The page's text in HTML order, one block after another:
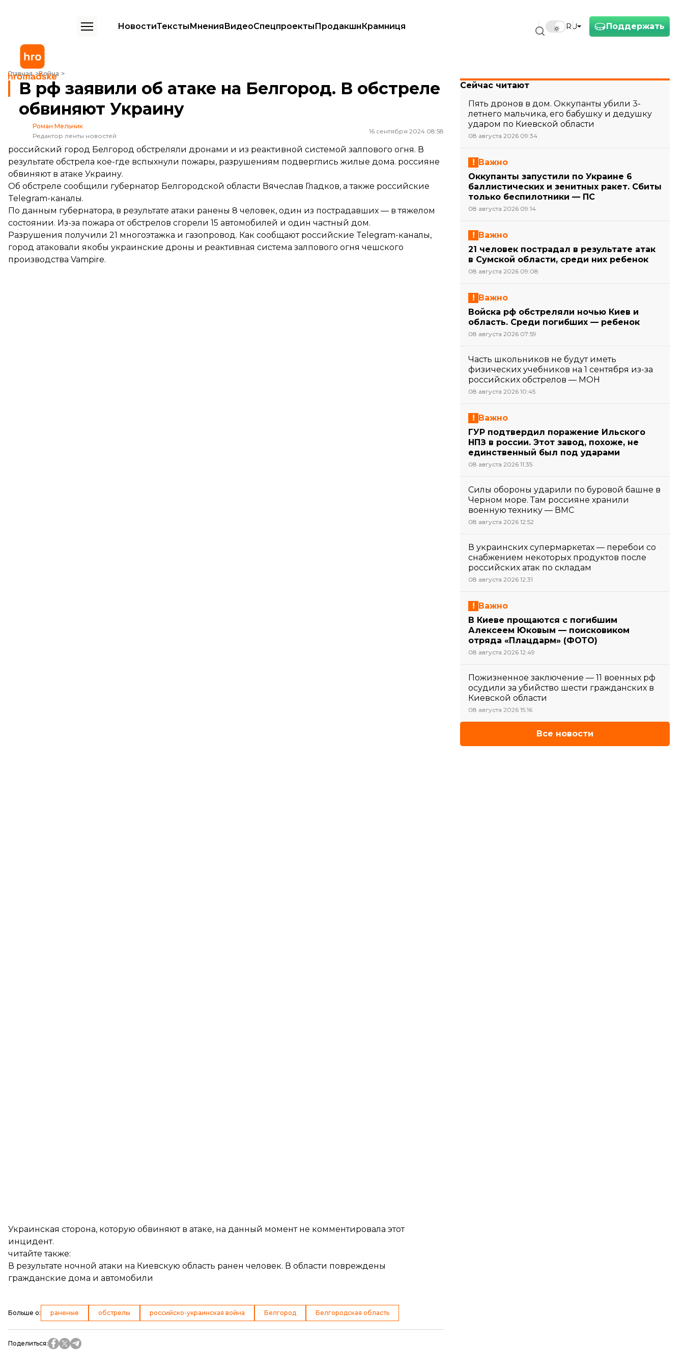
Поддержать
RU
НовостиТекстыМненияВидеоСпецпроектыПродакшнКрамниця
Главная Война
В рф заявили об атаке на Белгород. В обстреле обвиняют Украину
В рф заявили об атаке на Белгород. В обстреле
обвиняют Украину
Роман Мельник
Редактор ленты новостей
16 сентября 2024 08:58
российский город Белгород обстреляли дронами и из реактивной системой залпового огня. В
результате обстрела кое-где вспыхнули пожары, разрушениям подверглись жилые дома. россияне
обвиняют в атаке Украину.
Об обстреле сообщили губернатор Белгородской области Вячеслав Гладков, а также российские
Telegram-каналы.
По данным губернатора, в результате атаки ранены 8 человек, один из пострадавших — в тяжелом
состоянии. Из-за пожара от обстрелов сгорели 15 автомобилей и один частный дом.
Разрушения получили 21 многоэтажка и газопровод. Как сообщают российские Telegram-каналы,
город атаковали якобы украинские дроны и реактивная система залпового огня чешского
производства Vampire.
Украинская сторона, которую обвиняют в атаке, на данный момент не комментировала этот
инцидент.
читайте также:
В результате ночной атаки на Киевскую область ранен человек. В области повреждены
гражданские дома и автомобили
Больше о: раненые обстрелы российско-украинская война Белгород Белгородская область
Поделиться:
Сейчас читают
Пять дронов в дом. Оккупанты убили 3-
летнего мальчика, его бабушку и дедушку
ударом по Киевской области
08 августа 2026 09:34
Важно
Оккупанты запустили по Украине 6
баллистических и зенитных ракет. Сбиты
только беспилотники — ПС
08 августа 2026 09:14
Важно
21 человек пострадал в результате атак
в Сумской области, среди них ребенок
08 августа 2026 09:08
Важно
Войска рф обстреляли ночью Киев и
область. Среди погибших — ребенок
08 августа 2026 07:59
Часть школьников не будут иметь
физических учебников на 1 сентября из-за
российских обстрелов — МОН
08 августа 2026 10:45
Важно
ГУР подтвердил поражение Ильского
НПЗ в россии. Этот завод, похоже, не
единственный был под ударами
08 августа 2026 11:35
Силы обороны ударили по буровой башне в
Черном море. Там россияне хранили
военную технику — ВМС
08 августа 2026 12:52
В украинских супермаркетах — перебои со
снабжением некоторых продуктов после
российских атак по складам
08 августа 2026 12:31
Важно
В Киеве прощаются с погибшим
Алексеем Юковым — поисковиком
отряда «Плацдарм» (ФОТО)
08 августа 2026 12:49
Пожизненное заключение — 11 военных рф
осудили за убийство шести гражданских в
Киевской области
08 августа 2026 15:16
Все новости